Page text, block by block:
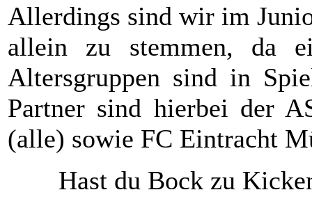
Allerdings sind wir im
allein zu stemmen, da
Altersgruppen sind in
Partner sind hierbei der
(alle) sowie FC Eintracht
Hast du Bock zu